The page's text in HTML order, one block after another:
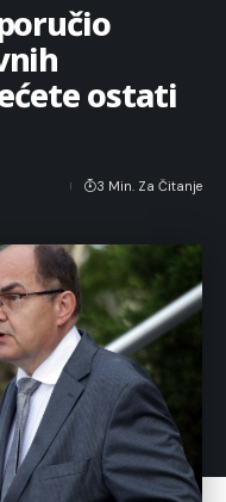
ostati
3 Min. Za Čitanje